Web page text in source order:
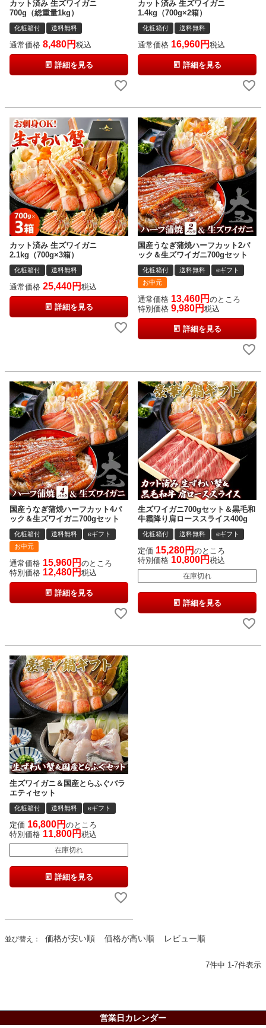
カット済み 生ズワイガニ
700g（総重量1kg）
化粧箱付 送料無料
通常価格 8,480 税込
詳細を見る
カット済み 生ズワイガニ
1.4kg（700g×2箱）
化粧箱付 送料無料
通常価格 16,960 税込
詳細を見る
カット済み 生ズワイガニ
2.1kg（700g×3箱）
化粧箱付 送料無料
通常価格 25,440 税込
詳細を見る
国産うなぎ蒲焼ハーフカット2パ
ック＆生ズワイガニ700gセット
化粧箱付 送料無料
eギフト
お中元
通常価格 13,460
のところ
特別価格 9,980 税込
詳細を見る
国産うなぎ蒲焼ハーフカット4パ
ック＆生ズワイガニ700gセット
化粧箱付 送料無料
eギフト
お中元
通常価格 15,960
のところ
特別価格 12,480 税込
詳細を見る
生ズワイガニ700gセット＆黒毛和
牛霜降り肩ローススライス400g
化粧箱付 送料無料 eギフト
定価 15,280
のところ
特別価格 10,800 税込
在庫切れ
詳細を見る
生ズワイガニ＆国産とらふぐバラ
エティセット
化粧箱付 送料無料 eギフト
定価 16,800
のところ
特別価格 11,800 税込
在庫切れ
詳細を見る
並び替え 価格が安い順 価格が高い順 レビュー順
7件中 1-7件表示
営業日カレンダー